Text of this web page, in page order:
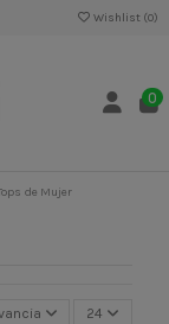
Wishlist (0)
0
de Mujer
24